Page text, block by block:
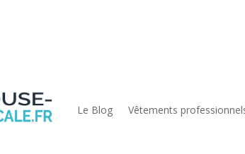
Le Blog Vêtements